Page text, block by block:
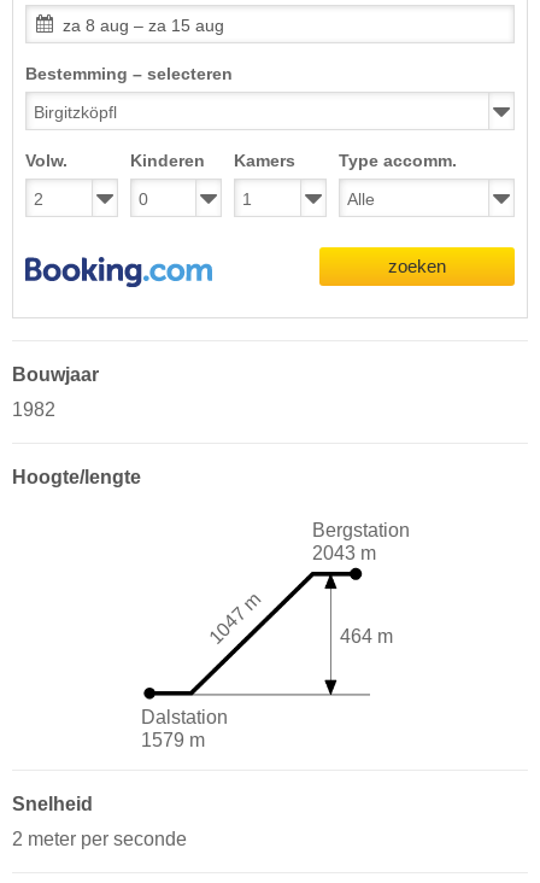
za 8 aug – za 15 aug
Bestemming – selecteren
Volw. Kinderen Kamers Type accomm.
zoeken
Bouwjaar
1982
Hoogte/lengte
Dalstation
1579 m
Bergstation
2043 m
464 m
1047 m
Snelheid
2 meter per seconde